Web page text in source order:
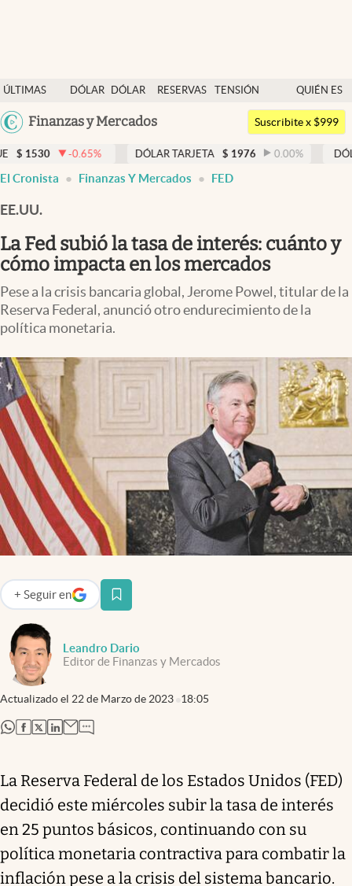
ÚLTIMAS
NOTICIAS
DÓLAR
DÓLAR
RESERVAS
TENSIÓN
GEOPOLÍTICA
QUIÉN ES
QUIÉN
Argentina
Uruguay
Finanzas y Mercados
Dólar
Members
Economía y Política
Finanzas y Mercados
Mercados Online
Negocios
Columnistas
Apertura
Infotechnology
Clase
Clima
Mundial 2026
Eventos Corporativos
El Cronista Studio
Mediakit
Argentina
Suscribite x $999
% DÓLAR TARJETA $ 1976 0.00% DÓLAR MEP
El Cronista Finanzas Y Mercados FED
EE.UU.
La Fed subió la tasa de interés: cuánto y
cómo impacta en los mercados
Pese a la crisis bancaria global, Jerome Powel, titular de la
Reserva Federal, anunció otro endurecimiento de la
política monetaria.
Leandro Dario
Editor de Finanzas y Mercados
Actualizado el 22 de Marzo de 2023 18:05
+ Seguir en
abre en nueva pestaña
abre en nueva pestaña
abre en nueva pestaña
abre en nueva pestaña
abre en nueva pestaña
La Reserva Federal de los Estados Unidos (FED)
decidió este miércoles subir la tasa de interés
en 25 puntos básicos, continuando con su
política monetaria contractiva para combatir la
inflación pese a la crisis del sistema bancario.